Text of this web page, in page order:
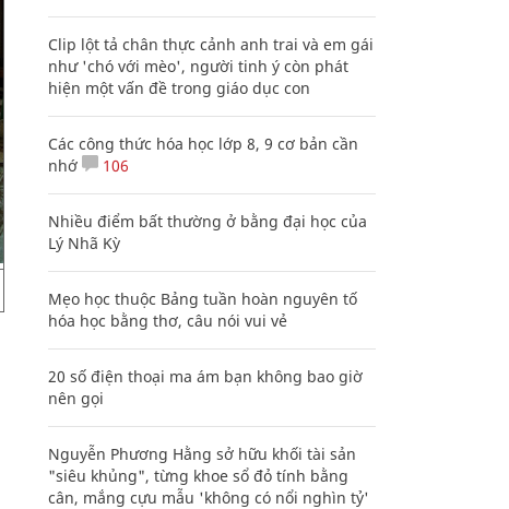
Clip lột tả chân thực cảnh anh trai và em gái
như 'chó với mèo', người tinh ý còn phát
hiện một vấn đề trong giáo dục con
Các công thức hóa học lớp 8, 9 cơ bản cần
nhớ
106
Nhiều điểm bất thường ở bằng đại học của
Lý Nhã Kỳ
Mẹo học thuộc Bảng tuần hoàn nguyên tố
hóa học bằng thơ, câu nói vui vẻ
20 số điện thoại ma ám bạn không bao giờ
nên gọi
Nguyễn Phương Hằng sở hữu khối tài sản
"siêu khủng", từng khoe sổ đỏ tính bằng
cân, mắng cựu mẫu 'không có nổi nghìn tỷ'